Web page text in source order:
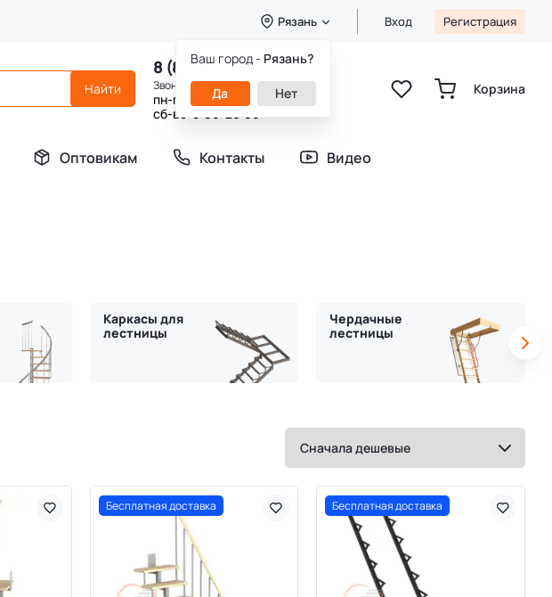
Рязань
Ваш город - Рязань?
Да Нет
Вход Регистрация
8 (800) 333-49-25
Звонок бесплатный
пн-пт 8:00-20:00
сб-вс 9:00-20:00
Корзина
Оптовикам Контакты Видео
Каркасы для
лестницы
Чердачные
лестницы
Бесплатная доставка Бесплатная доставка